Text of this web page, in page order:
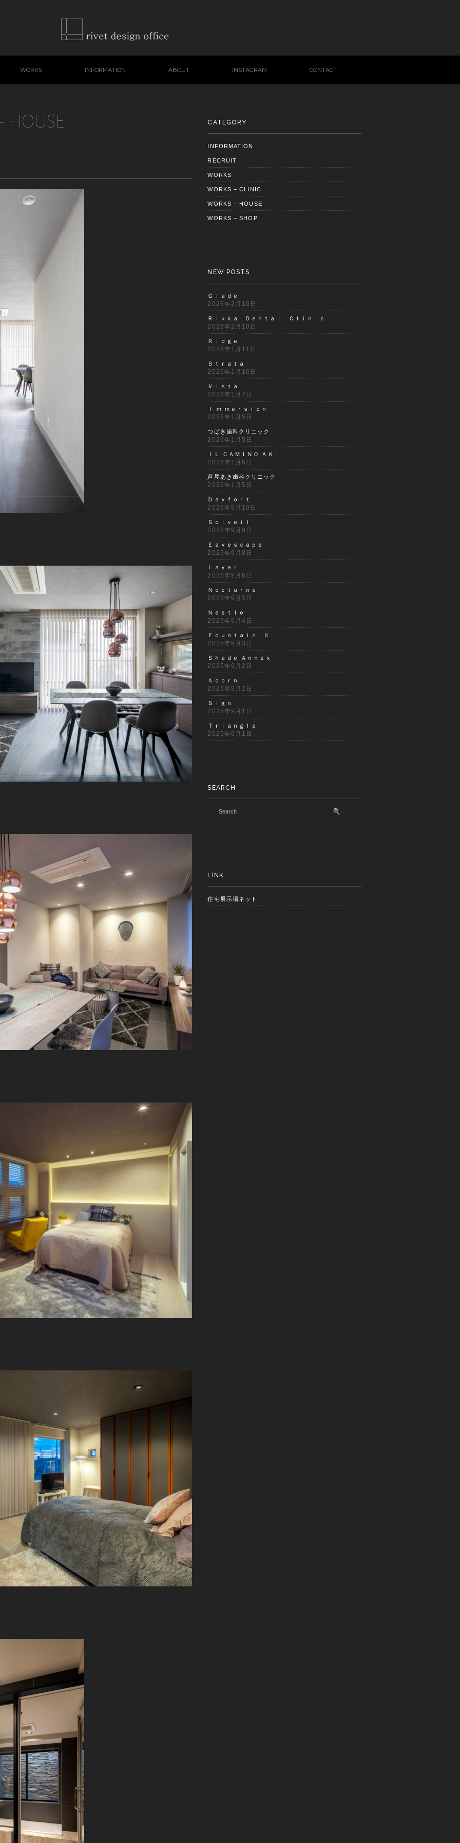
WORKS INFORMATION ABOUT INSTAGRAM CONTACT
HOUSE CATEGORY
INFORMATION
RECRUIT
WORKS
WORKS – CLINIC
WORKS – HOUSE
WORKS – SHOP
NEW POSTS
Ｇｌａｄｅ
2026年2月10日
Ｒｉｋｋａ Ｄｅｎｔａｌ Ｃｌｉｎｉｃ
2026年2月10日
Ｒｉｄｇｅ
2026年1月11日
Ｓｔｒａｔａ
2026年1月10日
Ｖｉｓｔａ
2026年1月7日
Ｉ ｍ ｍｅｒｓｉｏｎ
2026年1月5日
つばき歯科クリニック
2026年1月5日
ＩＬ ＣＡＭＩＮＯ ＡＫＩ
2026年1月5日
芦屋あき歯科クリニック
2026年1月5日
Ｄａｙｆｏｒｔ
2025年9月10日
Ｓｏｌｖｅｉｌ
2025年9月9日
Ｅａｖｅｓｃａｐｅ
2025年9月8日
Ｌａｙｅｒ
2025年9月6日
Ｎｏｃｔｕｒｎｅ
2025年9月5日
Ｎｅｓｔｌｅ
2025年9月4日
Ｆｏｕｎｔａｉｎ Ⅱ
2025年9月3日
Ｓｈａｄｅ Ａｎｎｅｘ
2025年9月2日
Ａｄｏｒｎ
2025年9月2日
Ｓｉｇｎ
2025年9月1日
Ｔｒｉａｎｇｌｅ
2025年9月1日
SEARCH
LINK
住宅展示場ネット